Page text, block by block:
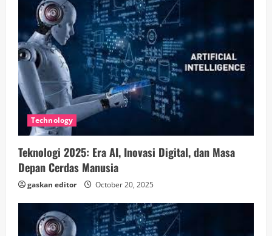
Technology
Teknologi 2025: Era AI, Inovasi Digital, dan Masa
Depan Cerdas Manusia
gaskan editor October 20, 2025